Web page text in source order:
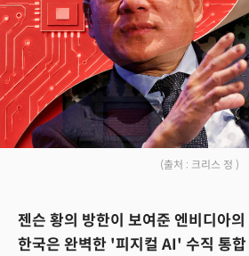
(출처 : 크리스 정 )
젠슨 황의 방한이 보여준 엔비디아
한국은 완벽한 '피지컬 AI' 수직 통